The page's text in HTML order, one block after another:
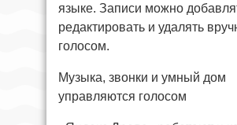
языке. Записи можно
редактировать и удалять
голосом.
Музыка, звонки и умный дом
управляются голосом